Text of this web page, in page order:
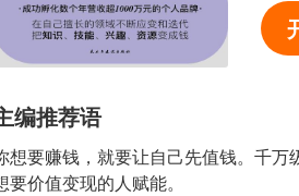
编推荐语
想要赚钱，就要让自己先值钱。千
要价值变现的人赋能。